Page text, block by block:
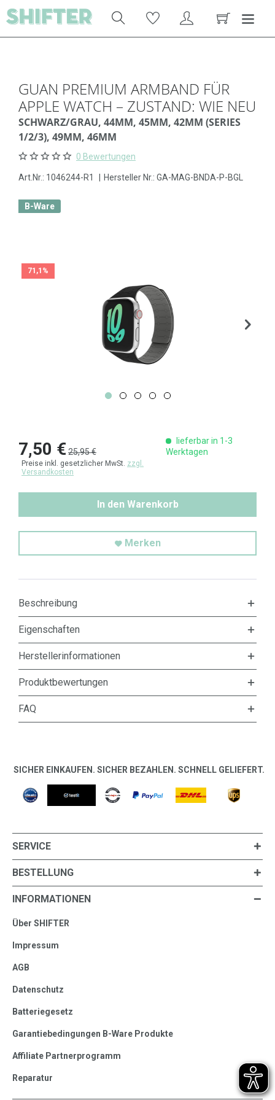
GUAN PREMIUM ARMBAND FÜR
APPLE WATCH – ZUSTAND: WIE NEU
SCHWARZ/GRAU, 44MM, 45MM, 42MM (SERIES
1/2/3), 49MM, 46MM
0 Bewertungen
Art.Nr.: 1046244-R1 Hersteller Nr.: GA-MAG-BNDA-P-BGL
B-Ware
71,1%
7,50 €25,95 €
Preise inkl. gesetzlicher MwSt. zzgl.
Versandkosten
lieferbar in 1-3
Werktagen
In den Warenkorb
Merken
Beschreibung
Eigenschaften
Herstellerinformationen
Produktbewertungen
FAQ
SICHER EINKAUFEN. SICHER BEZAHLEN. SCHNELL GELIEFERT.
SERVICE
BESTELLUNG
INFORMATIONEN
Über SHIFTER
Impressum
AGB
Datenschutz
Batteriegesetz
Garantiebedingungen B-Ware Produkte
Affiliate Partnerprogramm
Reparatur